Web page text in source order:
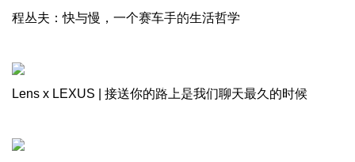
程丛夫：快与慢，一个赛车手的生活哲学
Lens x LEXUS | 接送你的路上是我们聊天最久的时候